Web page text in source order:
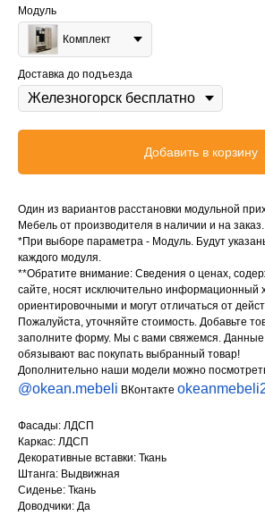
Модуль
Комплект
Доставка до подъезда
Добавить в корзину
Один из вариантов расстановки модульной
Мебель от производителя в наличии и на заказ.
*При выборе параметра - Модуль. Будут
каждого модуля.
**Обратите внимание: Сведения о ценах,
сайте, носят исключительно информационный
ориентировочными и могут отличаться от
Пожалуйста, уточняйте стоимость. Добавьте
заполните форму. Мы с вами свяжемся. Данные
обязывают вас покупать выбранный товар!
Дополнительно наши модели можно
@okean.mebeli ВКонтакте
Фасады: ЛДСП
Каркас: ЛДСП
Декоративные вставки: Ткань
Штанга: Выдвижная
Сиденье: Ткань
Доводчики: Да